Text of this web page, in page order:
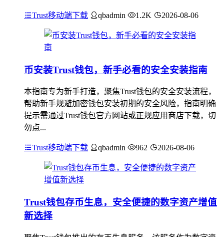
Trust移动端下载 qbadmin 1.2K 2026-08-06
币安装Trust钱包，新手必看的安全安装指南
本指南专为新手打造，聚焦Trust钱包的安全安装流程，
帮助新手规避加密钱包安装初期的安全风险，指南明确
提示需通过Trust钱包官方网站或正规应用商店下载，切
勿点...
Trust移动端下载 qbadmin 962 2026-08-06
Trust钱包存币生息，安全便捷的数字资产增值
新选择